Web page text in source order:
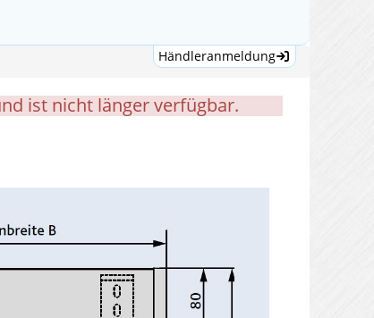
Händleranmeldung
ist nicht länger verfügbar.